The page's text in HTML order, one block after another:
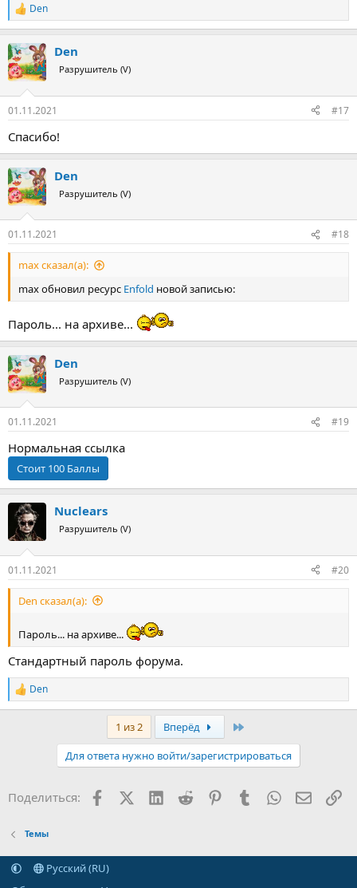
Р
е
к
ц
и
Den
Den
Разрушитель (V)
01.11.2021 #17
Спасибо!
Den
Разрушитель (V)
01.11.2021 #18
max сказал(а):
max обновил ресурс Enfold новой записью:
Пароль... на архиве...
Den
Разрушитель (V)
01.11.2021 #19
Нормальная ссылка
Nuclears
Разрушитель (V)
01.11.2021 #20
Den сказал(а):
Пароль... на архиве...
Стандартный пароль форума.
Р
е
Den
1 из 2 Вперёд
Для ответа нужно войти/зарегистрироваться
Поделиться: FacebookX (Twitter)
LinkedIn
Reddit PinterestTumblr WhatsApp
Темы
Русский (RU)